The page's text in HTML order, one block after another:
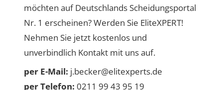
möchten auf Deutschlands Scheidungsportal
Nr. 1 erscheinen? Werden Sie EliteXPERT!
Nehmen Sie jetzt kostenlos und
unverbindlich Kontakt mit uns auf.
per E-Mail: j.becker@elitexperts.de
per Telefon: 0211 99 43 95 19